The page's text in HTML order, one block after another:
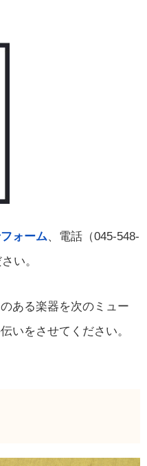
ォーム、電話（045-548-
い。
ある楽器を次のミュー
いをさせてください。